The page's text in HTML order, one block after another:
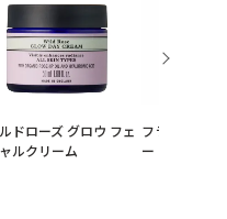
ドローズ グロウ フェ
ルクリーム
フランキンセ
ー